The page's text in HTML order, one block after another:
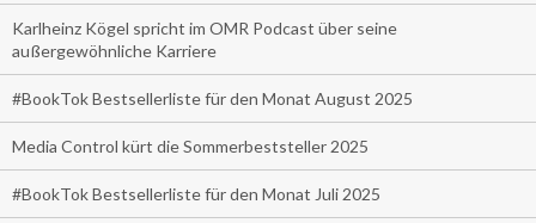
Karlheinz Kögel spricht im OMR Podcast über seine
außergewöhnliche Karriere
#BookTok Bestsellerliste für den Monat August 2025
Media Control kürt die Sommerbeststeller 2025
#BookTok Bestsellerliste für den Monat Juli 2025